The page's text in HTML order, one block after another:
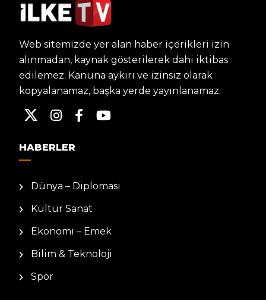
Web sitemizde yer alan haber içerikleri izin
alınmadan, kaynak gösterilerek dahi iktibas
edilemez. Kanuna aykırı ve izinsiz olarak
kopyalanamaz, başka yerde yayınlanamaz.
HABERLER
Dünya – Diplomasi
Kültür Sanat
Ekonomi – Emek
Bilim & Teknoloji
Spor